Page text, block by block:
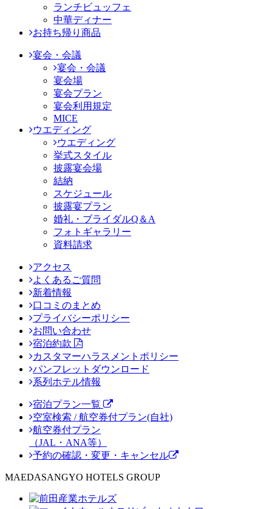
ランチビュッフェ
中華ディナー
お持ち帰り商品
宴会・会議
宴会・会議
宴会場
宴会プラン
宴会利用規定
MICE
ウエディング
ウエディング
挙式スタイル
披露宴会場
結納
スケジュール
披露宴プラン
婚礼・ブライダルQ＆A
フォトギャラリー
資料請求
アクセス
よくあるご質問
新着情報
口コミのまとめ
プライバシーポリシー
お問い合わせ
宿泊約款
カスタマーハラスメントポリシー
パンフレットダウンロード
系列ホテル情報
宿泊プラン一覧
空室検索 / 航空券付プラン(自社)
航空券付プラン
（JAL・ANA等）
予約の確認・変更・キャンセル
MAEDASANGYO HOTELS GROUP